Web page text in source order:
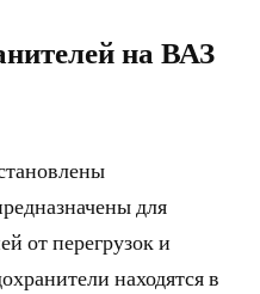
на ВАЗ
для
от перегрузок и
находятся в